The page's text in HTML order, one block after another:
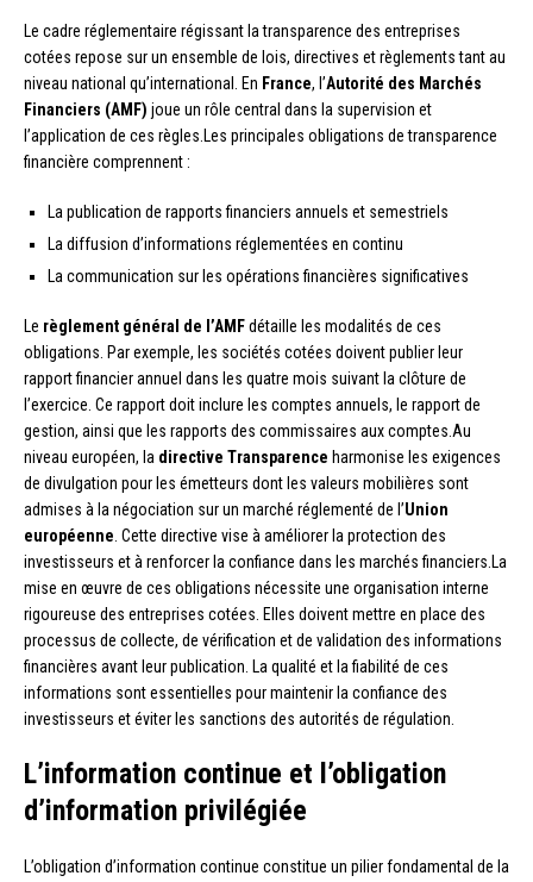
Le cadre réglementaire régissant la transparence des entreprises
cotées repose sur un ensemble de lois, directives et règlements tant au
niveau national qu’international. En France, l’Autorité des Marchés
Financiers (AMF) joue un rôle central dans la supervision et
l’application de ces règles.Les principales obligations de transparence
financière comprennent :
La publication de rapports financiers annuels et semestriels
La diffusion d’informations réglementées en continu
La communication sur les opérations financières significatives
Le règlement général de l’AMFdétaille les modalités de ces
obligations. Par exemple, les sociétés cotées doivent publier leur
rapport financier annuel dans les quatre mois suivant la clôture de
l’exercice. Ce rapport doit inclure les comptes annuels, le rapport de
gestion, ainsi que les rapports des commissaires aux comptes.Au
niveau européen, la directive Transparence harmonise les exigences
de divulgation pour les émetteurs dont les valeurs mobilières sont
admises à la négociation sur un marché réglementé de l’Union
européenne . Cette directive vise à améliorer la protection des
investisseurs et à renforcer la confiance dans les marchés financiers.La
mise en œuvre de ces obligations nécessite une organisation interne
rigoureuse des entreprises cotées. Elles doivent mettre en place des
processus de collecte, de vérification et de validation des informations
financières avant leur publication. La qualité et la fiabilité de ces
informations sont essentielles pour maintenir la confiance des
investisseurs et éviter les sanctions des autorités de régulation.
L’information continue et l’obligation
d’information privilégiée
L’obligation d’information continue constitue un pilier fondamental de la